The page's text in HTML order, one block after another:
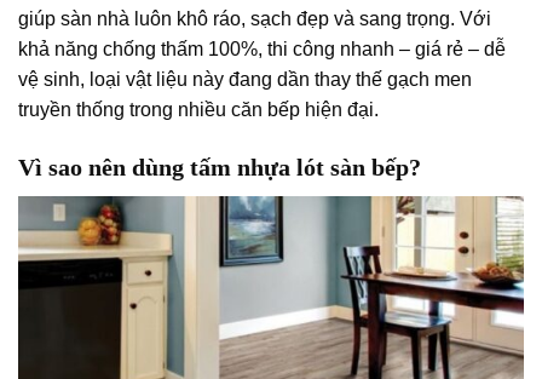
giúp sàn nhà luôn khô ráo, sạch đẹp và sang trọng. Với
khả năng chống thấm 100%, thi công nhanh – giá rẻ – dễ
vệ sinh, loại vật liệu này đang dần thay thế gạch men
truyền thống trong nhiều căn bếp hiện đại.
Vì sao nên dùng tấm nhựa lót sàn bếp?